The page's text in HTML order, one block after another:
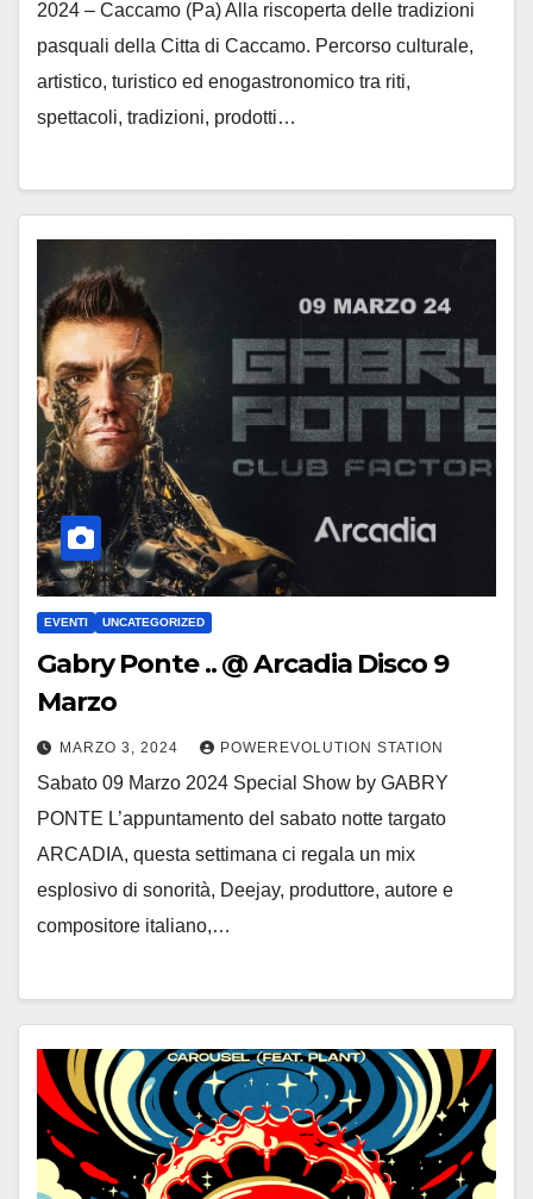
2024 – Caccamo (Pa) Alla riscoperta delle tradizioni
pasquali della Citta di Caccamo. Percorso culturale,
artistico, turistico ed enogastronomico tra riti,
spettacoli, tradizioni, prodotti…
EVENTI UNCATEGORIZED
Gabry Ponte .. @ Arcadia Disco 9
Marzo
MARZO 3, 2024 POWEREVOLUTION STATION
Sabato 09 Marzo 2024 Special Show by GABRY
PONTE L’appuntamento del sabato notte targato
ARCADIA, questa settimana ci regala un mix
esplosivo di sonorità, Deejay, produttore, autore e
compositore italiano,…